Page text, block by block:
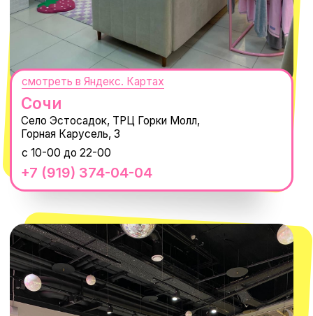
8 800 550-06-92
macrocosm_store@mail.ru
КОНТАКТЫ
Size guide
Обмен и возврат
ПОКУПАТЕЛЯМ
Вакансии
Реквизиты
Магазины
Наши проекты
Новости
О КОМПАНИИ
Нажимая "Подписаться", вы соглашаетесь с
персональных данныхиСогласием на рассылку электронных
сообщений
@MACROCOSM_STORE
300'000+ подписчиков
14'000+ подписчиков в нашем Telegram-
канале